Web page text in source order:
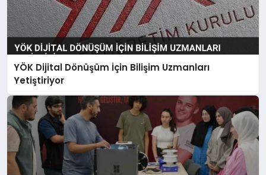
YÖK Dijital Dönüşüm İçin Bilişim Uzmanları
Yetiştiriyor